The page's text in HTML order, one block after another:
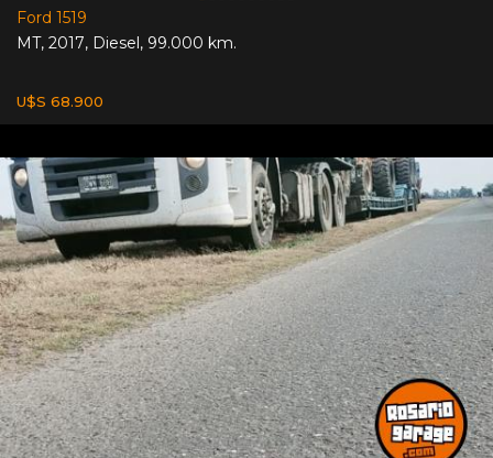
Ford 1519
MT, 2017, Diesel, 99.000 km.
U$S 68.900